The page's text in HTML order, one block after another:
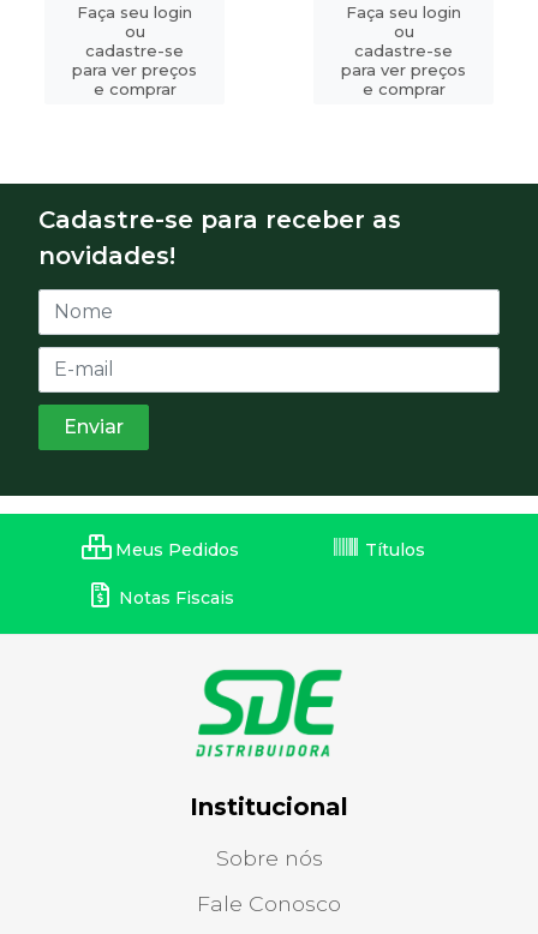
Faça seu login
ou
cadastre-se
para ver preços
e comprar
Faça seu login
ou
cadastre-se
para ver preços
e comprar
Cadastre-se para receber as
novidades!
Meus Pedidos Títulos
Notas Fiscais
Institucional
Sobre nós
Fale Conosco